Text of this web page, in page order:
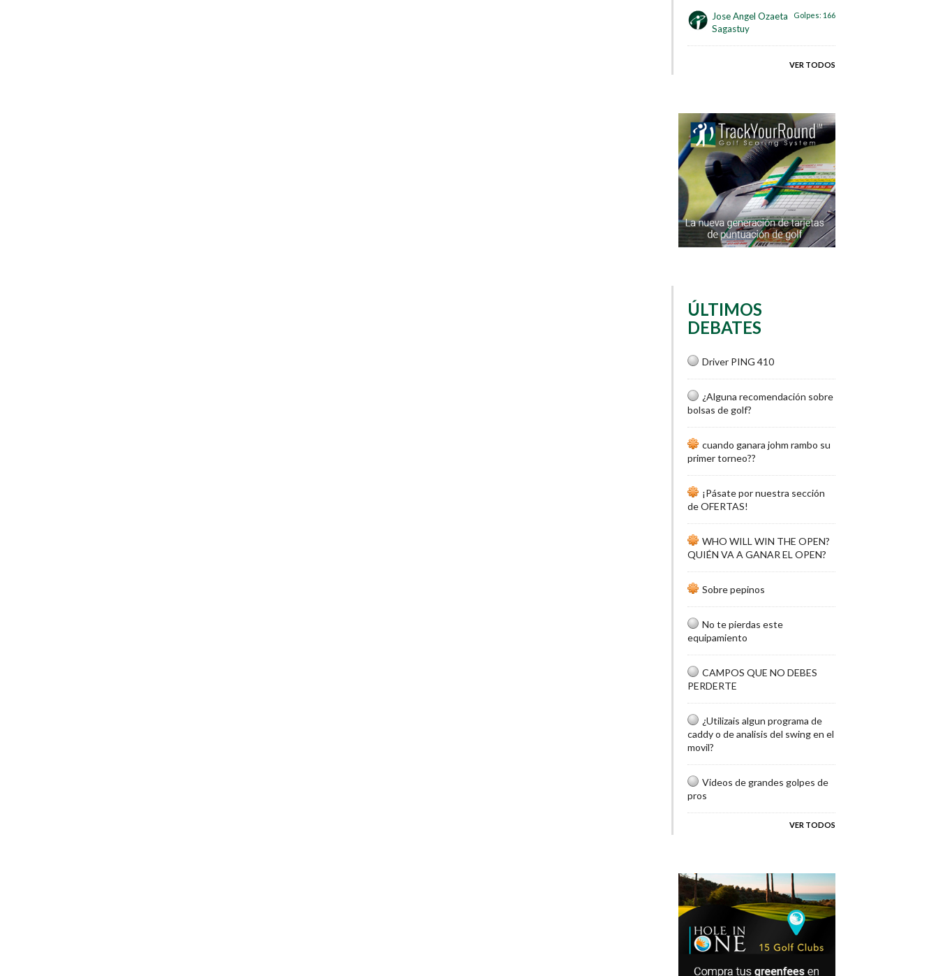
Jose Angel Ozaeta
Sagastuy
Golpes: 166
VER TODOS
ÚLTIMOS
DEBATES
Driver PING 410
¿Alguna recomendación sobre
bolsas de golf?
cuando ganara johm rambo su
primer torneo??
¡Pásate por nuestra sección
de OFERTAS!
WHO WILL WIN THE OPEN?
QUIÉN VA A GANAR EL OPEN?
Sobre pepinos
No te pierdas este
equipamiento
CAMPOS QUE NO DEBES
PERDERTE
¿Utilizais algun programa de
caddy o de analisis del swing en el
movil?
Videos de grandes golpes de
pros
VER TODOS